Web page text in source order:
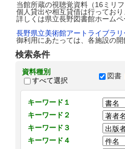
当館所蔵の視聴覚資料（16ミリ
個人貸出や相互貸借は行っており
詳しくは県立長野図書館ホームペ
長野県立美術館アートライブラリ
御利用にあたっては、各施設の
検索条件
資料種別
すべて選択
図書
キーワード１
キーワード２
キーワード３
キーワード４